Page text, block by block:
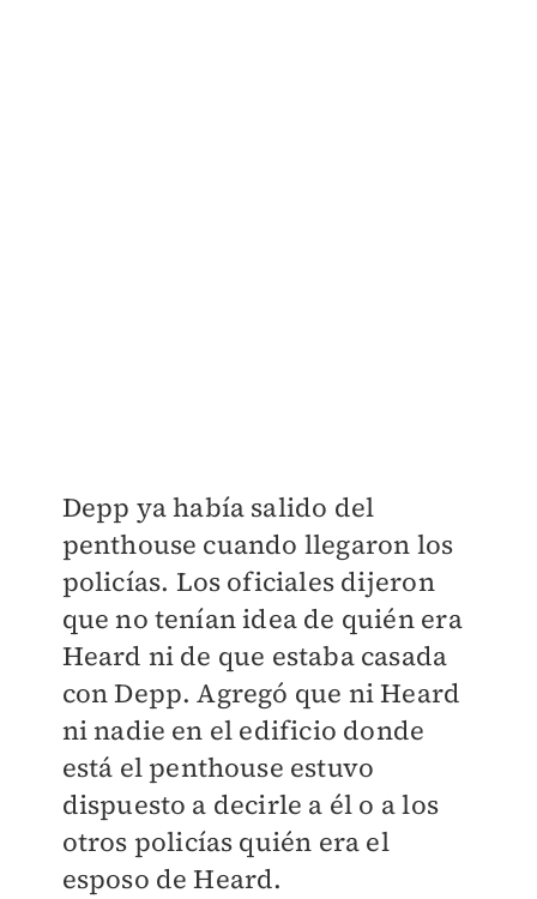
Depp ya había salido del
penthouse cuando llegaron los
policías. Los oficiales dijeron
que no tenían idea de quién era
Heard ni de que estaba casada
con Depp. Agregó que ni Heard
ni nadie en el edificio donde
está el penthouse estuvo
dispuesto a decirle a él o a los
otros policías quién era el
esposo de Heard.